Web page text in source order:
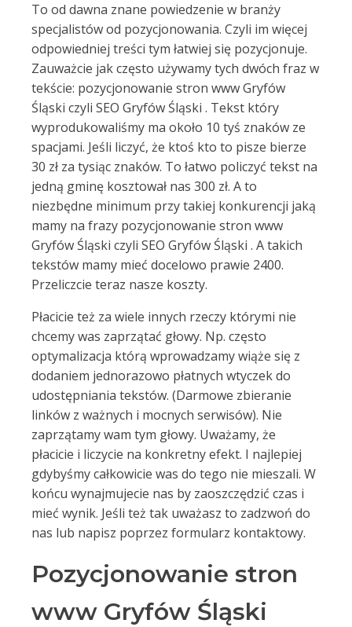
To od dawna znane powiedzenie w branży
specjalistów od pozycjonowania. Czyli im więcej
odpowiedniej treści tym łatwiej się pozycjonuje.
Zauważcie jak często używamy tych dwóch fraz w
tekście: pozycjonowanie stron www Gryfów
Śląski czyli SEO Gryfów Śląski . Tekst który
wyprodukowaliśmy ma około 10 tyś znaków ze
spacjami. Jeśli liczyć, że ktoś kto to pisze bierze
30 zł za tysiąc znaków. To łatwo policzyć tekst na
jedną gminę kosztował nas 300 zł. A to
niezbędne minimum przy takiej konkurencji jaką
mamy na frazy pozycjonowanie stron www
Gryfów Śląski czyli SEO Gryfów Śląski . A takich
tekstów mamy mieć docelowo prawie 2400.
Przeliczcie teraz nasze koszty.
Płacicie też za wiele innych rzeczy którymi nie
chcemy was zaprzątać głowy. Np. często
optymalizacja którą wprowadzamy wiąże się z
dodaniem jednorazowo płatnych wtyczek do
udostępniania tekstów. (Darmowe zbieranie
linków z ważnych i mocnych serwisów). Nie
zaprzątamy wam tym głowy. Uważamy, że
płacicie i liczycie na konkretny efekt. I najlepiej
gdybyśmy całkowicie was do tego nie mieszali. W
końcu wynajmujecie nas by zaoszczędzić czas i
mieć wynik. Jeśli też tak uważasz to zadzwoń do
nas lub napisz poprzez formularz kontaktowy.
Pozycjonowanie stron
www Gryfów Śląski